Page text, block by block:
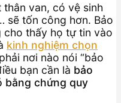
van, có vệ sinh
sẽ tốn công hơn. Bảo
cho thấy họ tự tin vào
kinh nghiệm chọn
nơi nào nói “bảo
bạn cần là bảo
bằng chứng quy